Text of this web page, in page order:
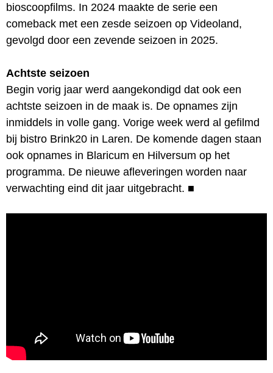
bioscoopfilms. In 2024 maakte de serie een
comeback met een zesde seizoen op Videoland,
gevolgd door een zevende seizoen in 2025.
Achtste seizoen
Begin vorig jaar werd aangekondigd dat ook een
achtste seizoen in de maak is. De opnames zijn
inmiddels in volle gang. Vorige week werd al gefilmd
bij bistro Brink20 in Laren. De komende dagen staan
ook opnames in Blaricum en Hilversum op het
programma. De nieuwe afleveringen worden naar
verwachting eind dit jaar uitgebracht. ■